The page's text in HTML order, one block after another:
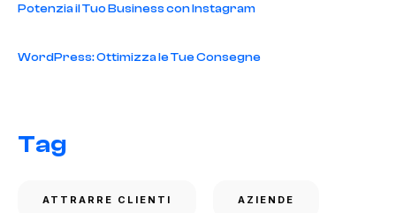
Potenzia il Tuo Business con Instagram
WordPress: Ottimizza le Tue Consegne
Tag
ATTRARRE CLIENTI AZIENDE